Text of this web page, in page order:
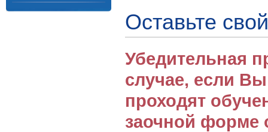
Оставьте
Убедительная
случае, если
проходят
заочной форме